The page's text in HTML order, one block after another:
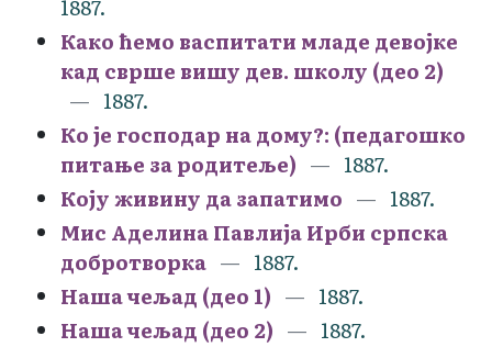
1887.
Како ћемо васпитати младе девојке
кад сврше вишу дев. школу (део 2)
1887.
Ко је господар на дому?: (педагошко
питање за родитеље)
1887.
Коју живину да запатимо
1887.
Мис Аделина Павлија Ирби српска
добротворка
1887.
Наша чељад (део 1)
1887.
Наша чељад (део 2)
1887.